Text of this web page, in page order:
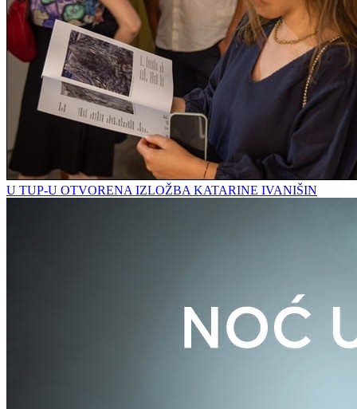
U TUP-U OTVORENA IZLOŽBA KATARINE IVANIŠIN